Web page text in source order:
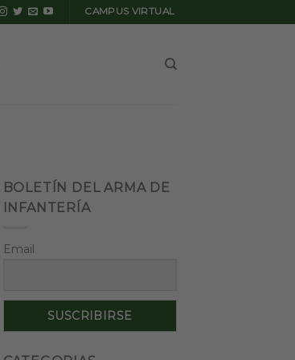
CAMPUS VIRTUAL
BOLETÍN DEL ARMA DE
INFANTERÍA
Email